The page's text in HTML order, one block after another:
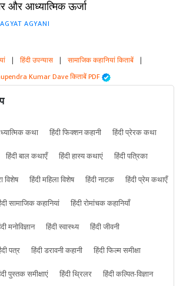
और आध्यात्मिक ऊर्जा
AGYANI
| हिंदी उपन्यास | सामाजिक कहानियां किताबें |
Kumar Dave किताबें PDF
कथा हिंदी फिक्शन कहानी
हिंदी प्रेरक कथा
हिंदी बाल कथाएँ हिंदी हास्य कथाएं
हिंदी पत्रिका
विशेष हिंदी महिला विशेष हिंदी नाटक
हिंदी प्रेम कथाएँ
सामाजिक कहानियां
हिंदी रोमांचक कहानियाँ
मनोविज्ञान हिंदी स्वास्थ्य
हिंदी जीवनी
पत्र हिंदी डरावनी कहानी
हिंदी फिल्म समीक्षा
पुस्तक समीक्षाएं हिंदी थ्रिलर
हिंदी कल्पित-विज्ञान